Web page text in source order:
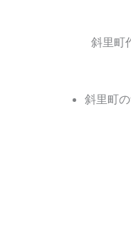
斜里町
斜里町